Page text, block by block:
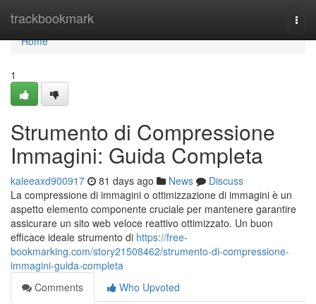
trackbookmark
Home
Home
1
Strumento di Compressione
Immagini: Guida Completa
kaleeaxd900917 81 days ago News
Discuss
La compressione di immagini o ottimizzazione di immagini è un
aspetto elemento componente cruciale per mantenere garantire
assicurare un sito web veloce reattivo ottimizzato. Un buon
efficace ideale strumento di https://free-
bookmarking.com/story21508462/strumento-di-compressione-
immagini-guida-completa
Comments
Who Upvoted